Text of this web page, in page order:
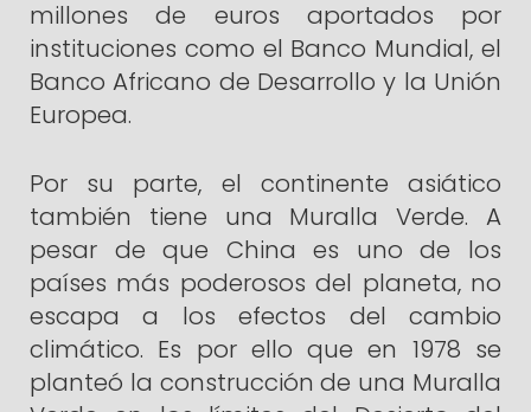
millones de euros aportados por
instituciones como el Banco Mundial, el
Banco Africano de Desarrollo y la Unión
Europea.
Por su parte, el continente asiático
también tiene una Muralla Verde. A
pesar de que China es uno de los
países más poderosos del planeta, no
escapa a los efectos del cambio
climático. Es por ello que en 1978 se
planteó la construcción de una Muralla